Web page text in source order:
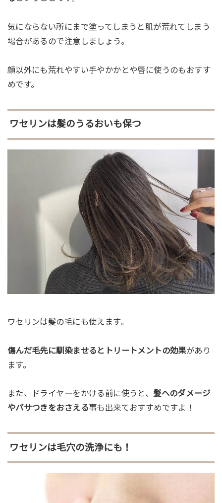
気にならない所にまで塗ってしまうと肌が荒れてしまう
場合があるので注意しましょう。
顔以外にも荒れやすい手やかかとや唇に使うのもおすす
めです。
ワセリンは髪のうるおいも保つ
ワセリンは髪の毛にも使えます。
傷んだ毛先に馴染ませるとトリートメントの効果があり
ます。
また、ドライヤーをかける前に使うと、 髪へのダメージ
やパサつきをおさえる事も出来ておすすめですよ！
ワセリンは毛穴の洗浄にも！